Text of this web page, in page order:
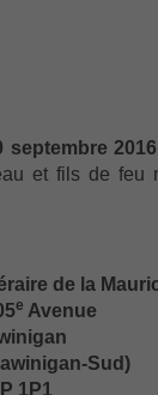
septembre 2016
et fils de feu
de la
e Avenue
Sud)
1P1